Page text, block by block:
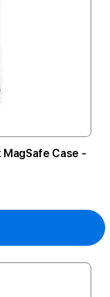
MagSafe Case -